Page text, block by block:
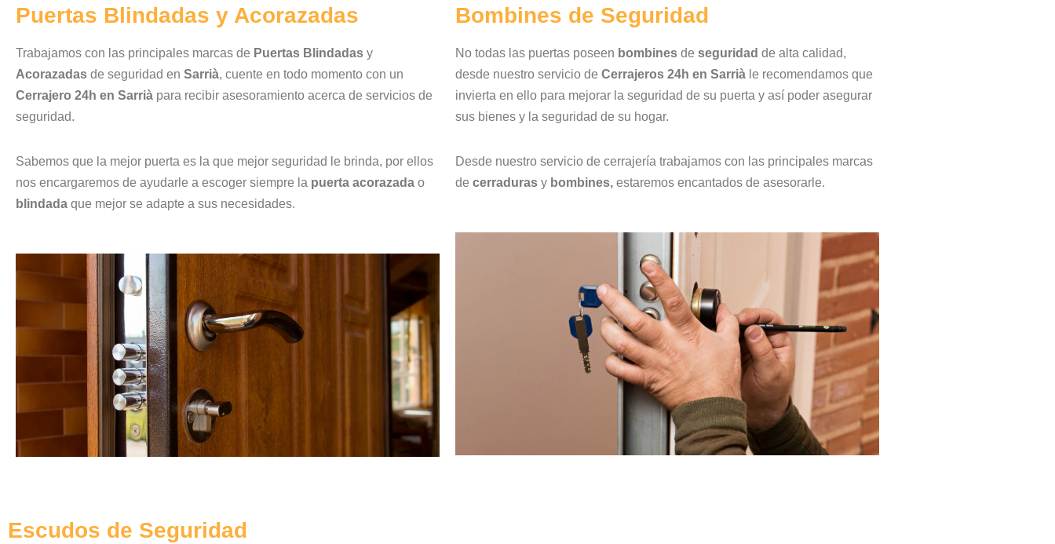
Puertas Blindadas y Acorazadas
Trabajamos con las principales marcas de Puertas Blindadas y
Acorazadas de seguridad en Sarrià, cuente en todo momento con un
Cerrajero 24h en Sarrià para recibir asesoramiento acerca de servicios de
seguridad.
Sabemos que la mejor puerta es la que mejor seguridad le brinda, por ellos
nos encargaremos de ayudarle a escoger siempre la puerta acorazada o
blindada que mejor se adapte a sus necesidades.
Bombines de Seguridad
No todas las puertas poseen bombines de seguridad de alta calidad,
desde nuestro servicio de Cerrajeros 24h en Sarrià le recomendamos que
invierta en ello para mejorar la seguridad de su puerta y así poder asegurar
sus bienes y la seguridad de su hogar.
Desde nuestro servicio de cerrajería trabajamos con las principales marcas
de cerraduras y bombines, estaremos encantados de asesorarle.
Escudos de Seguridad